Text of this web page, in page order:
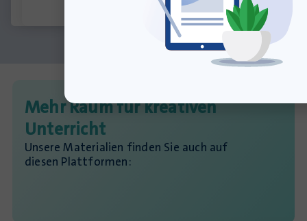
Mehr Raum für kreativen
Unterricht
Unsere Materialien finden Sie auch auf
diesen Plattformen: